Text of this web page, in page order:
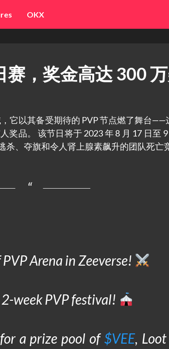
OKX
，奖金高达 300 万
它以其备受期待的 PVP 节点燃了舞台——
品。 该节日将于 2023 年 8 月 17 日至
、夺旗和令人肾上腺素飙升的团队死亡
Arena in Zeeverse!
week PVP festival!
a prize pool of $VEE,